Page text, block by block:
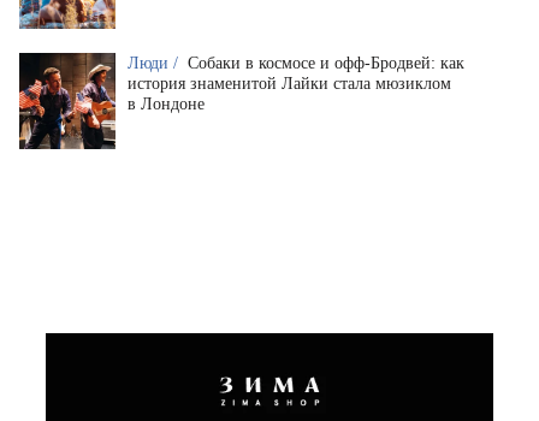
Люди / Собаки в космосе и офф-Бродвей: как
история знаменитой Лайки стала мюзиклом
в Лондоне